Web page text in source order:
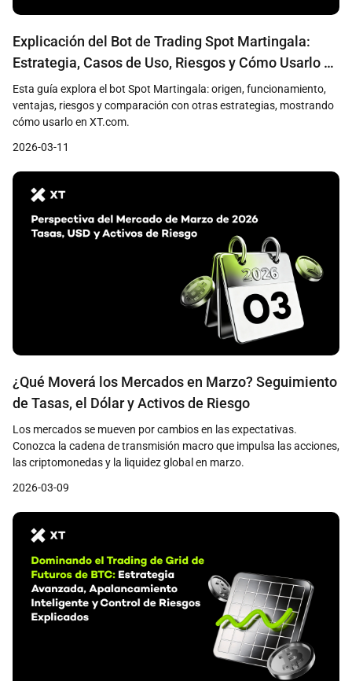
Explicación del Bot de Trading Spot Martingala:
Estrategia, Casos de Uso, Riesgos y Cómo Usarlo en
XT
Esta guía explora el bot Spot Martingala: origen, funcionamiento,
ventajas, riesgos y comparación con otras estrategias, mostrando
cómo usarlo en XT.com.
2026-03-11
¿Qué Moverá los Mercados en Marzo? Seguimiento
de Tasas, el Dólar y Activos de Riesgo
Los mercados se mueven por cambios en las expectativas.
Conozca la cadena de transmisión macro que impulsa las acciones,
las criptomonedas y la liquidez global en marzo.
2026-03-09